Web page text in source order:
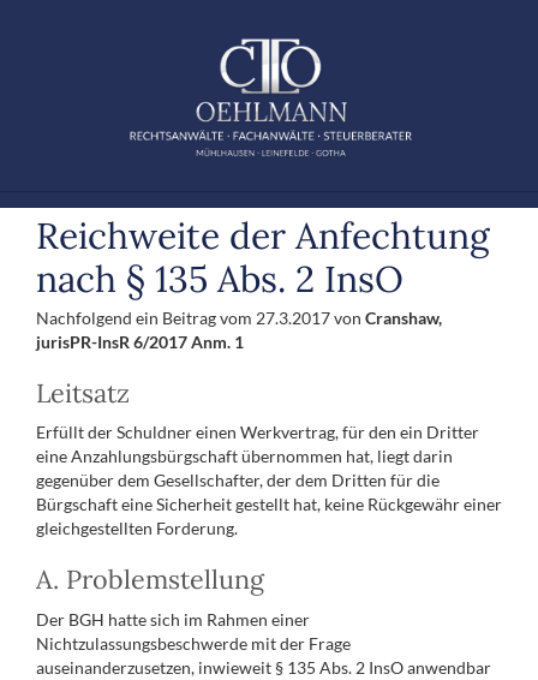
Reichweite der Anfechtung
nach § 135 Abs. 2 InsO
Nachfolgend ein Beitrag vom 27.3.2017 von Cranshaw,
jurisPR-InsR 6/2017 Anm. 1
Leitsatz
Erfüllt der Schuldner einen Werkvertrag, für den ein Dritter
eine Anzahlungsbürgschaft übernommen hat, liegt darin
gegenüber dem Gesellschafter, der dem Dritten für die
Bürgschaft eine Sicherheit gestellt hat, keine Rückgewähr einer
gleichgestellten Forderung.
A. Problemstellung
Der BGH hatte sich im Rahmen einer
Nichtzulassungsbeschwerde mit der Frage
auseinanderzusetzen, inwieweit § 135 Abs. 2 InsO anwendbar